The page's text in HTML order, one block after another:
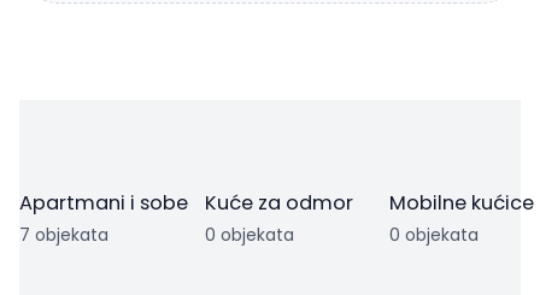
Apartmani i sobe
7 objekata
Kuće za odmor
0 objekata
Mobilne kućice
0 objekata